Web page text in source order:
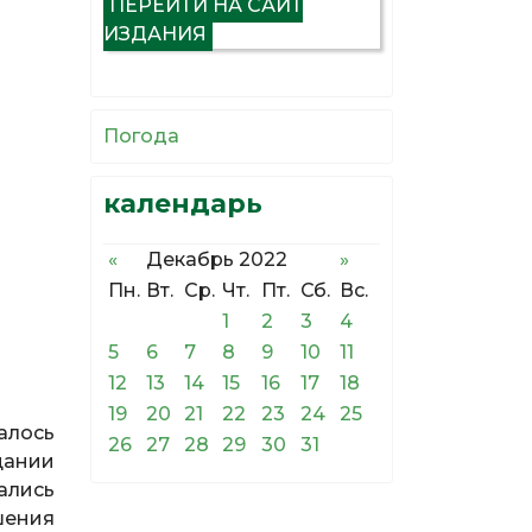
ПЕРЕЙТИ НА САЙТ
ИЗДАНИЯ
Погода
календарь
« Декабрь 2022
»
Пн. Вт. Ср. Чт. Пт. Сб. Вс.
1
2 3
4
5
6 7 8 9 10
11
12
13 14 15 16 17
18
19
20 21 22 23 24
25
26
27 28 29 30 31